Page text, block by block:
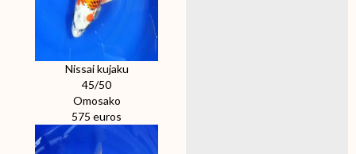
Nissai kujaku
45/50
Omosako
575 euros